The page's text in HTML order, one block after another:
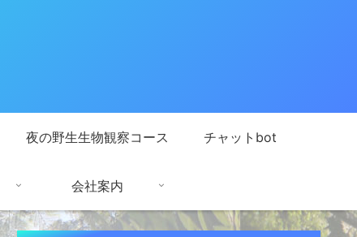
夜の野生生物観察コース チャットbot
会社案内